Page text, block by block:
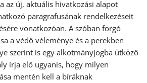
az új, aktuális hivatkozási alapot
paragrafusának rendelkezéseit
vonatkozóan. A szóban forgó
a védő véleménye és a perekben
szerint is egy alkotmányjogba ütköző
írja elő ugyanis, hogy milyen
mentén kell a bíráknak